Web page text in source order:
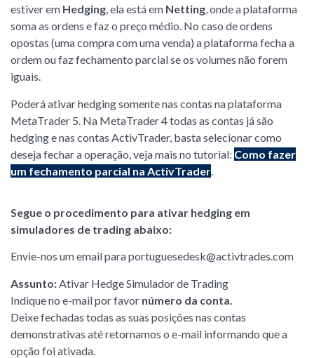
estiver em Hedging, ela está em Netting, onde a plataforma
soma as ordens e faz o preço médio. No caso de ordens
opostas (uma compra com uma venda) a plataforma fecha a
ordem ou faz fechamento parcial se os volumes não forem
iguais.
Poderá ativar hedging somente nas contas na plataforma
MetaTrader 5. Na MetaTrader 4 todas as contas já são
hedging e nas contas ActivTrader, basta selecionar como
deseja fechar a operação, veja mais no tutorial: Como fazer
um fechamento parcial na ActivTrader
Segue o procedimento para ativar hedging em
simuladores de trading abaixo:
Envie-nos um email paraportuguesedesk@activtrades.com
Assunto: Ativar Hedge Simulador de Trading
Indique no e-mail por favor número da conta.
Deixe fechadas todas as suas posições nas contas
demonstrativas até retornamos o e-mail informando que a
opção foi ativada.